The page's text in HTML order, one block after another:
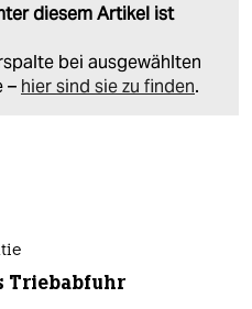
diesem Artikel ist
bei ausgewählten
– hier sind sie zu finden.
Triebabfuhr